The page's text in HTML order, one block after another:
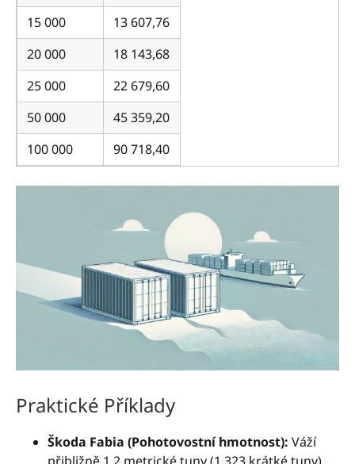
15 000
13 607,76
20 000
18 143,68
25 000
22 679,60
50 000
45 359,20
100 000
90 718,40
Praktické Příklady
Škoda Fabia (Pohotovostní hmotnost): Váží